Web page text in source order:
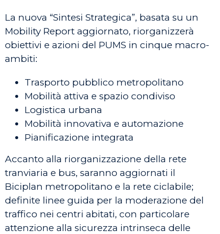
La nuova “Sintesi Strategica”, basata su un
Mobility Report aggiornato, riorganizzerà
obiettivi e azioni del PUMS in cinque macro-
ambiti:
Trasporto pubblico metropolitano
Mobilità attiva e spazio condiviso
Logistica urbana
Mobilità innovativa e automazione
Pianificazione integrata
Accanto alla riorganizzazione della rete
tranviaria e bus, saranno aggiornati il
Biciplan metropolitano e la rete ciclabile;
definite linee guida per la moderazione del
traffico nei centri abitati, con particolare
attenzione alla sicurezza intrinseca delle